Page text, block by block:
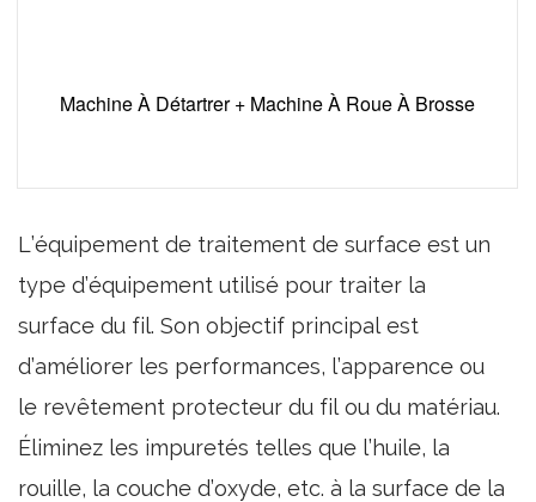
Machine À Détartrer + Machine À Roue À Brosse
L’équipement de traitement de surface est un
type d’équipement utilisé pour traiter la
surface du fil. Son objectif principal est
d’améliorer les performances, l’apparence ou
le revêtement protecteur du fil ou du matériau.
Éliminez les impuretés telles que l’huile, la
rouille, la couche d’oxyde, etc. à la surface de la